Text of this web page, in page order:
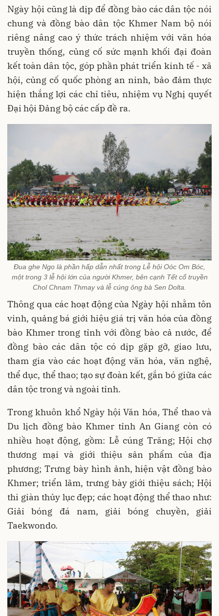
Ngày hội cũng là dịp để đồng bào các dân tộc nói
chung và đồng bào dân tộc Khmer Nam bộ nói
riêng nâng cao ý thức trách nhiệm với văn hóa
truyền thống, củng cố sức mạnh khối đại đoàn
kết toàn dân tộc, góp phần phát triển kinh tế - xã
hội, củng cố quốc phòng an ninh, bảo đảm thực
hiện thắng lợi các chỉ tiêu, nhiệm vụ Nghị quyết
Đại hội Đảng bộ các cấp đề ra.
Đua ghe Ngo là phần hấp dẫn nhất trong Lễ hội Oóc Om Bóc,
một trong 3 lễ hội lớn của người Khmer, bên cạnh Tết cổ truyền
Chol Chnam Thmay và lễ cúng ông bà Sen Dolta.
Thông qua các hoạt động của Ngày hội nhằm tôn
vinh, quảng bá giới hiệu giá trị văn hóa của đồng
bào Khmer trong tỉnh với đồng bào cả nước, để
đồng bào các dân tộc có dịp gặp gỡ, giao lưu,
tham gia vào các hoạt động văn hóa, văn nghệ,
thể dục, thể thao; tạo sự đoàn kết, gắn bó giữa các
dân tộc trong và ngoài tỉnh.
Trong khuôn khổ Ngày hội Văn hóa, Thể thao và
Du lịch đồng bào Khmer tỉnh An Giang còn có
nhiều hoạt động, gồm: Lễ cúng Trăng; Hội chợ
thương mại và giới thiệu sản phẩm của địa
phương; Trưng bày hình ảnh, hiện vật đồng bào
Khmer; triển lãm, trưng bày giới thiệu sách; Hội
thi giàn thủy lục đẹp; các hoạt động thể thao như:
Giải bóng đá nam, giải bóng chuyền, giải
Taekwondo.